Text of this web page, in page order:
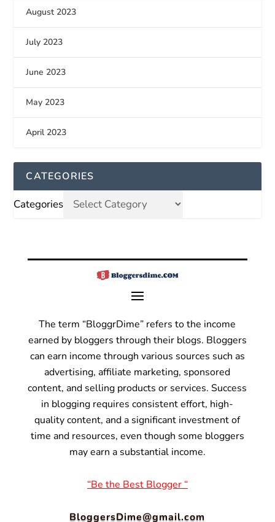
August 2023
July 2023
June 2023
May 2023
April 2023
CATEGORIES
Categories
The term “BloggrDime” refers to the income
earned by bloggers through their blogs. Bloggers
can earn income through various sources such as
advertising, affiliate marketing, sponsored
content, and selling products or services. Success
in blogging requires consistent effort, high-
quality content, and a significant investment of
time and resources, even though some bloggers
may earn a substantial income.
“Be the Best Blogger “
BloggersDime@gmail.com